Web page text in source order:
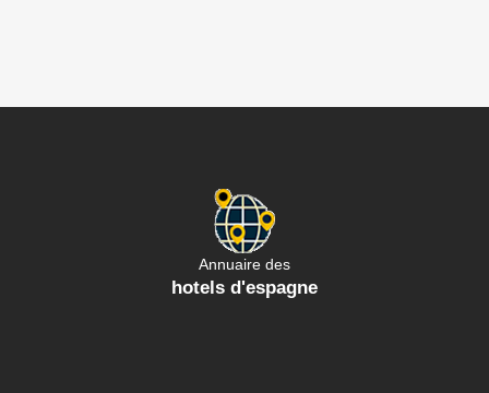
Annuaire des
hotels d'espagne